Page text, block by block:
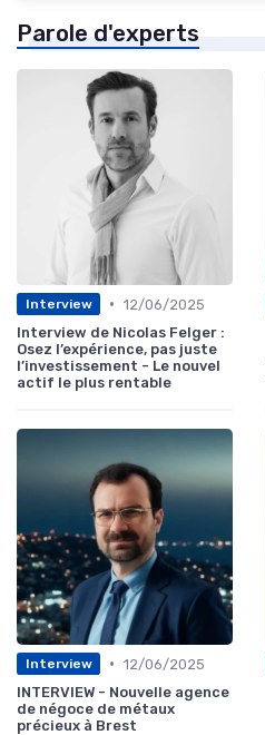
Parole d'experts
Interview • 12/06/2025
Interview de Nicolas Felger :
Osez l’expérience, pas juste
l’investissement - Le nouvel
actif le plus rentable
Interview • 12/06/2025
INTERVIEW - Nouvelle agence
de négoce de métaux
précieux à Brest